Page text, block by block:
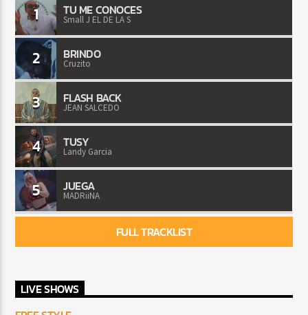
1 TU ME CONOCES
Small J EL DE LA S
2 BRINDO
Cruzito
3 FLASH BACK
JEAN SALCEDO
4 TUSY
Landy Garcia
5 JUEGA
MADRiiNA
FULL TRACKLIST
LIVE SHOWS